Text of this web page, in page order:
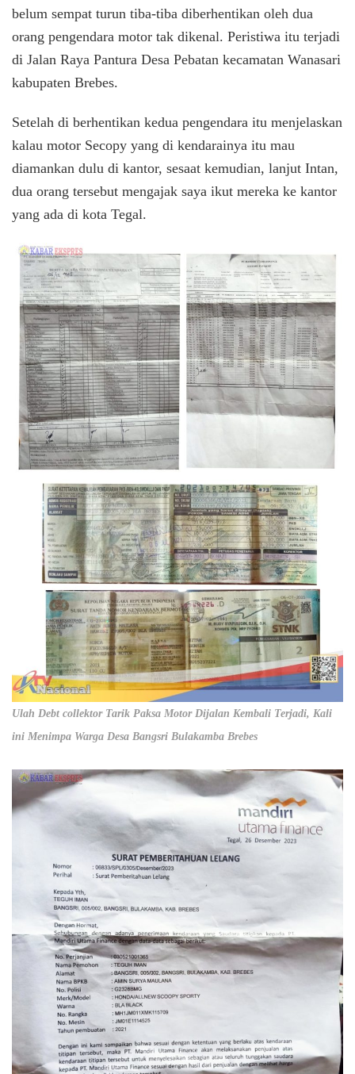
belum sempat turun tiba-tiba diberhentikan oleh dua
orang pengendara motor tak dikenal. Peristiwa itu terjadi
di Jalan Raya Pantura Desa Pebatan kecamatan Wanasari
kabupaten Brebes.
Setelah di berhentikan kedua pengendara itu menjelaskan
kalau motor Secopy yang di kendarainya itu mau
diamankan dulu di kantor, sesaat kemudian, lanjut Intan,
dua orang tersebut mengajak saya ikut mereka ke kantor
yang ada di kota Tegal.
Ulah Debt collektor Tarik Paksa Motor Dijalan Kembali Terjadi, Kali
ini Menimpa Warga Desa Bangsri Bulakamba Brebes